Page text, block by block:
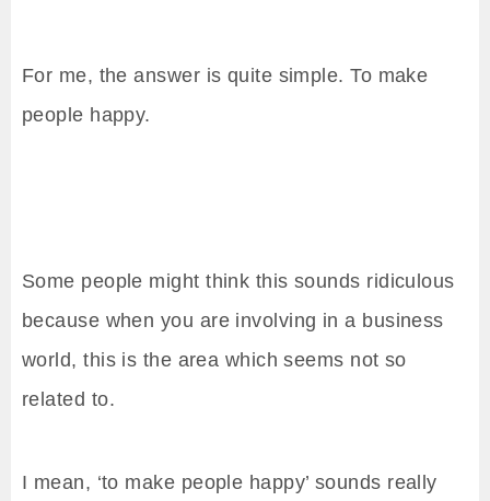
For me, the answer is quite simple. To make
people happy.
Some people might think this sounds ridiculous
because when you are involving in a business
world, this is the area which seems not so
related to.
I mean, ‘to make people happy’ sounds really